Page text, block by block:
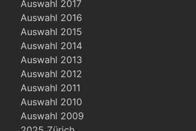
Auswahl 2017
Auswahl 2016
Auswahl 2015
Auswahl 2014
Auswahl 2013
Auswahl 2012
Auswahl 2011
Auswahl 2010
Auswahl 2009